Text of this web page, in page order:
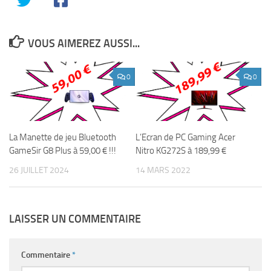
VOUS AIMEREZ AUSSI...
0
La Manette de jeu Bluetooth
GameSir G8 Plus à 59,00 € !!!
26 JUILLET 2024
0
L’Ecran de PC Gaming Acer
Nitro KG272S à 189,99 €
14 MARS 2022
LAISSER UN COMMENTAIRE
Commentaire*